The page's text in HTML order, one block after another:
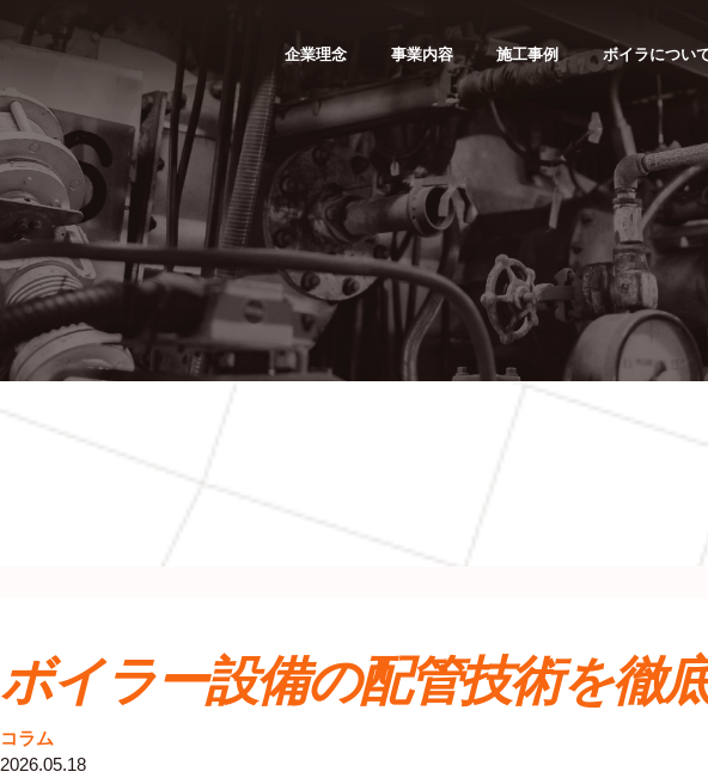
企業理念 事業内容 施工事例 ボイラについ
ボイラー設備の配管技術を徹
コラム
2026.05.18